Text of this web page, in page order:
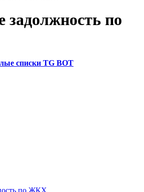
задолжность по
списки TG BOT